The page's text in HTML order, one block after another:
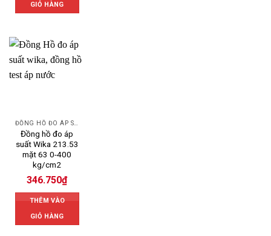
GIỎ HÀNG
Đồng hồ đo áp
suất Wika 213.53
mặt 63 0-400
kg/cm2
346.750₫
THÊM VÀO
GIỎ HÀNG